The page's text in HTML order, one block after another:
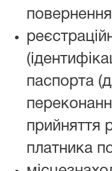
паспорта
прийняття
платника